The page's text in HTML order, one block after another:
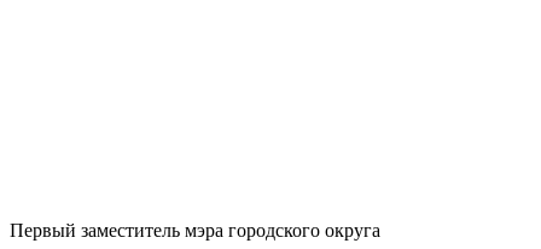
Первый заместитель мэра городского округа